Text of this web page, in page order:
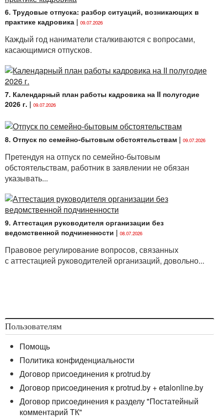
6. Трудовые отпуска: разбор ситуаций, возникающих в
практике кадровика | 09.07.2026
Каждый год наниматели сталкиваются с вопросами,
касающимися отпусков.
7. Календарный план работы кадровика на II полугодие
2026 г. | 09.07.2026
8. Отпуск по семейно-бытовым обстоятельствам | 09.07.2026
Претендуя на отпуск по семейно-бытовым
обстоятельствам, работник в заявлении не обязан
указывать...
9. Аттестация руководителя организации без
ведомственной подчиненности | 08.07.2026
Правовое регулирование вопросов, связанных
с аттестацией руководителей организаций, довольно...
Пользователям
Помощь
Политика конфиденциальности
Договор присоединения к protrud.by
Договор присоединения к protrud.by + etalonline.by
Договор присоединения к разделу "Постатейный
комментарий ТК"